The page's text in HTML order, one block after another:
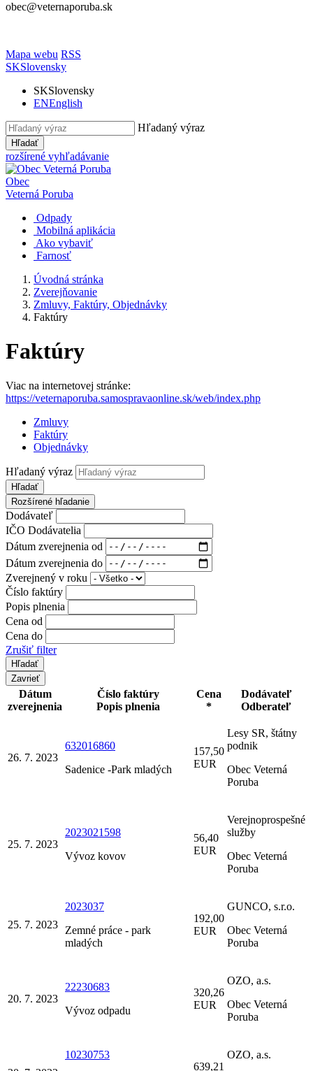
obec@veternaporuba.sk
Mapa webu RSS
SKSlovensky
SKSlovensky
ENEnglish
Hľadaný výraz
Hľadať
rozšírené vyhľadávanie
Obec
Veterná Poruba
Odpady
Mobilná aplikácia
Ako vybaviť
Farnosť
Úvodná stránka
Zverejňovanie
Zmluvy, Faktúry, Objednávky
Faktúry
Faktúry
Viac na internetovej stránke:
https://veternaporuba.samospravaonline.sk/web/index.php
Zmluvy
Faktúry
Objednávky
Hľadaný výraz
Hľadať
Rozšírené hľadanie
Dodávateľ
IČO Dodávatelia
Dátum zverejnenia od
Dátum zverejnenia do
Zverejnený v roku
Číslo faktúry
Popis plnenia
Cena od
Cena do
Zrušiť filter
Zavrieť
Dátum
zverejnenia
Číslo faktúry
Popis plnenia
Cena
*
Dodávateľ
Odberateľ
26. 7. 2023
632016860
Sadenice -Park mladých
157,50
EUR
Lesy SR, štátny
podnik
Obec Veterná
Poruba
25. 7. 2023
2023021598
Vývoz kovov
56,40
EUR
Verejnoprospešné
služby
Obec Veterná
Poruba
25. 7. 2023
2023037
Zemné práce - park
mladých
192,00
EUR
GUNCO, s.r.o.
Obec Veterná
Poruba
20. 7. 2023
22230683
Vývoz odpadu
320,26
EUR
OZO, a.s.
Obec Veterná
Poruba
10230753
639,21
OZO, a.s.